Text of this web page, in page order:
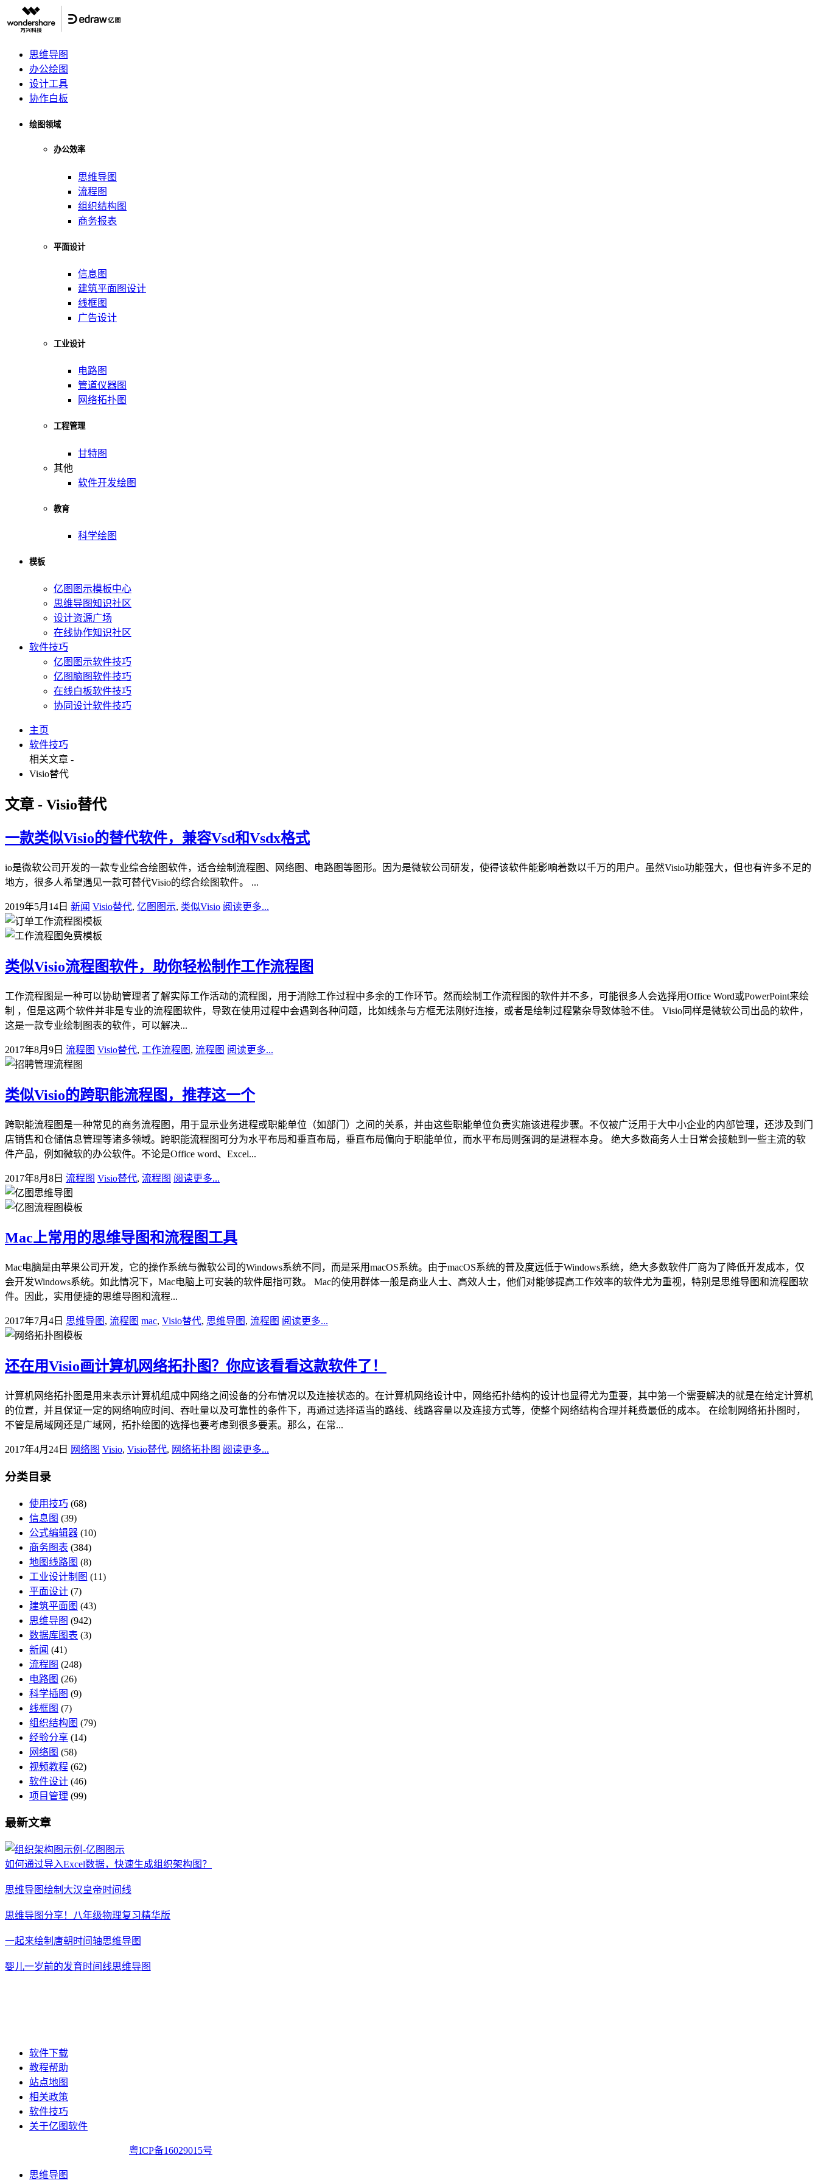
思维导图
办公绘图
设计工具
协作白板
绘图领域
办公效率
思维导图
流程图
组织结构图
商务报表
平面设计
信息图
建筑平面图设计
线框图
广告设计
工业设计
电路图
管道仪器图
网络拓扑图
工程管理
甘特图
其他
软件开发绘图
教育
科学绘图
模板
亿图图示模板中心
思维导图知识社区
设计资源广场
在线协作知识社区
软件技巧
亿图图示软件技巧
亿图脑图软件技巧
在线白板软件技巧
协同设计软件技巧
主页
软件技巧
相关文章 -
Visio替代
文章 - Visio替代
一款类似Visio的替代软件，兼容Vsd和Vsdx格式
io是微软公司开发的一款专业综合绘图软件，适合绘制流程图、网络图、电路图等图形。因为是微软公司研发，使得该软件能影响着数以千万的用户。虽然Visio功能强大，但也有许多不足的
地方，很多人希望遇见一款可替代Visio的综合绘图软件。 ...
2019年5月14日 新闻 Visio替代, 亿图图示, 类似Visio 阅读更多...
类似Visio流程图软件，助你轻松制作工作流程图
工作流程图是一种可以协助管理者了解实际工作活动的流程图，用于消除工作过程中多余的工作环节。然而绘制工作流程图的软件并不多，可能很多人会选择用Office Word或PowerPoint来绘
制 ，但是这两个软件并非是专业的流程图软件，导致在使用过程中会遇到各种问题，比如线条与方框无法刚好连接，或者是绘制过程繁杂导致体验不佳。 Visio同样是微软公司出品的软件，
这是一款专业绘制图表的软件，可以解决...
2017年8月9日 流程图 Visio替代, 工作流程图 , 流程图 阅读更多...
类似Visio的跨职能流程图，推荐这一个
跨职能流程图是一种常见的商务流程图，用于显示业务进程或职能单位（如部门）之间的关系，并由这些职能单位负责实施该进程步骤。不仅被广泛用于大中小企业的内部管理，还涉及到门
店销售和仓储信息管理等诸多领域。跨职能流程图可分为水平布局和垂直布局，垂直布局偏向于职能单位，而水平布局则强调的是进程本身。 绝大多数商务人士日常会接触到一些主流的软
件产品，例如微软的办公软件。不论是Office word、Excel...
2017年8月8日 流程图 Visio替代, 流程图 阅读更多...
Mac上常用的思维导图和流程图工具
Mac电脑是由苹果公司开发，它的操作系统与微软公司的Windows系统不同，而是采用macOS系统。由于macOS系统的普及度远低于Windows系统，绝大多数软件厂商为了降低开发成本，仅
会开发Windows系统。如此情况下，Mac电脑上可安装的软件屈指可数。 Mac的使用群体一般是商业人士、高效人士，他们对能够提高工作效率的软件尤为重视，特别是思维导图和流程图软
件。因此，实用便捷的思维导图和流程...
2017年7月4日 思维导图 , 流程图 mac, Visio替代, 思维导图 , 流程图 阅读更多...
还在用Visio画计算机网络拓扑图？你应该看看这款软件了！
计算机网络拓扑图是用来表示计算机组成中网络之间设备的分布情况以及连接状态的。在计算机网络设计中，网络拓扑结构的设计也显得尤为重要，其中第一个需要解决的就是在给定计算机
的位置，并且保证一定的网络响应时间、吞吐量以及可靠性的条件下，再通过选择适当的路线、线路容量以及连接方式等，使整个网络结构合理并耗费最低的成本。 在绘制网络拓扑图时，
不管是局域网还是广域网，拓扑绘图的选择也要考虑到很多要素。那么，在常...
2017年4月24日 网络图 Visio, Visio替代, 网络拓扑图 阅读更多...
分类目录
使用技巧 (68)
信息图 (39)
公式编辑器 (10)
商务图表 (384)
地图线路图 (8)
工业设计制图 (11)
平面设计 (7)
建筑平面图 (43)
思维导图 (942)
数据库图表 (3)
新闻 (41)
流程图 (248)
电路图 (26)
科学插图 (9)
线框图 (7)
组织结构图 (79)
经验分享 (14)
网络图 (58)
视频教程 (62)
软件设计 (46)
项目管理 (99)
最新文章
如何通过导入Excel数据，快速生成组织架构图？
思维导图绘制大汉皇帝时间线
思维导图分享！八年级物理复习精华版
一起来绘制唐朝时间轴思维导图
婴儿一岁前的发育时间线思维导图
软件下载
教程帮助
站点地图
相关政策
软件技巧
关于亿图软件
粤ICP备16029015号
思维导图